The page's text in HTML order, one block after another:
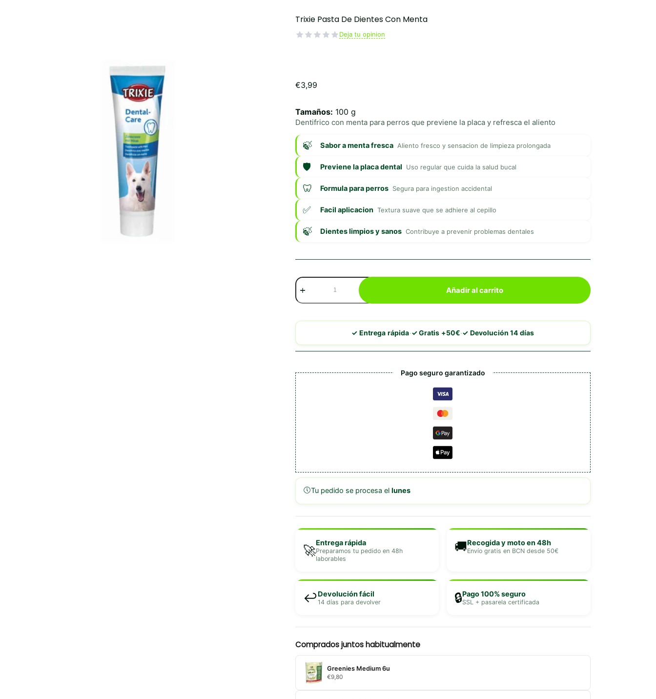
Trixie Pasta De Dientes Con Menta
Deja tu opinion
€3,99
Tamaños: 100 g
Dentifrico con menta para perros que previene la placa y refresca el aliento
Sabor a menta fresca Aliento fresco y sensacion de limpieza prolongada
Previene la placa dental Uso regular que cuida la salud bucal
Formula para perros Segura para ingestion accidental
Facil aplicacion Textura suave que se adhiere al cepillo
Dientes limpios y sanos Contribuye a prevenir problemas dentales
Trixie
Pasta
De
Menta
Añadir al carrito
✓ Entrega rápida·✓ Gratis +50€·✓ Devolución 14 días
Pago seguro garantizado
🕔Tu pedido se procesa el lunes
🚀Entrega rápida
Preparamos tu pedido en 48h
laborables
🚚Recogida y moto en 48h
Envío gratis en BCN desde 50€
↩️Devolución fácil
14 días para devolver 🔒Pago 100% seguro
SSL + pasarela certificada
Comprados juntos habitualmente
Greenies Medium 6u
€9,80